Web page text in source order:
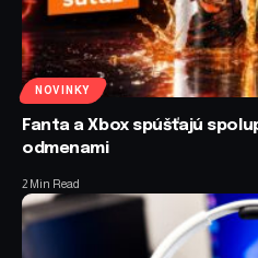
NOVINKY
Fanta a Xbox spúšťajú
odmenami
2 Min Read